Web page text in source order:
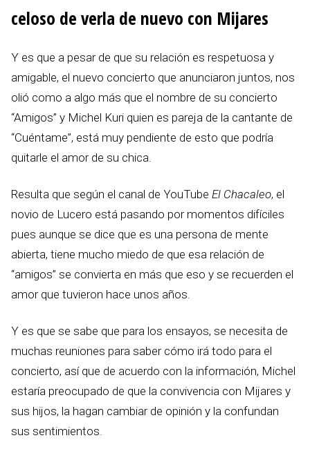
celoso de verla de nuevo con Mijares
Y es que a pesar de que su relación es respetuosa y
amigable, el nuevo concierto que anunciaron juntos, nos
olió como a algo más que el nombre de su concierto
“Amigos” y Michel Kuri quien es pareja de la cantante de
“Cuéntame”, está muy pendiente de esto que podría
quitarle el amor de su chica.
Resulta que según el canal de YouTube El Chacaleo, el
novio de Lucero está pasando por momentos difíciles
pues aunque se dice que es una persona de mente
abierta, tiene mucho miedo de que esa relación de
“amigos” se convierta en más que eso y se recuerden el
amor que tuvieron hace unos años.
Y es que se sabe que para los ensayos, se necesita de
muchas reuniones para saber cómo irá todo para el
concierto, así que de acuerdo con la información, Michel
estaría preocupado de que la convivencia con Mijares y
sus hijos, la hagan cambiar de opinión y la confundan
sus sentimientos.